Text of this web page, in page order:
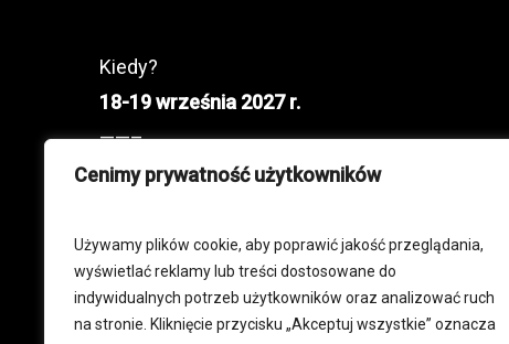
Cenimy prywatność użytkowników
Używamy plików cookie, aby poprawić jakość przeglądania,
wyświetlać reklamy lub treści dostosowane do
indywidualnych potrzeb użytkowników oraz analizować ruch
na stronie. Kliknięcie przycisku „Akceptuj wszystkie” oznacza
Kiedy?
18-19 września 2027 r.
——–
Gdzie?
Bydgoszcz
——–
Godziny otwarcia: